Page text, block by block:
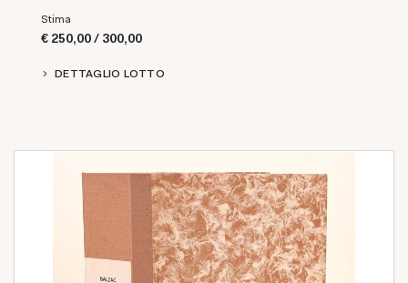
Stima
€ 250,00 / 300,00
DETTAGLIO LOTTO